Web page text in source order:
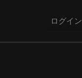
ログイン